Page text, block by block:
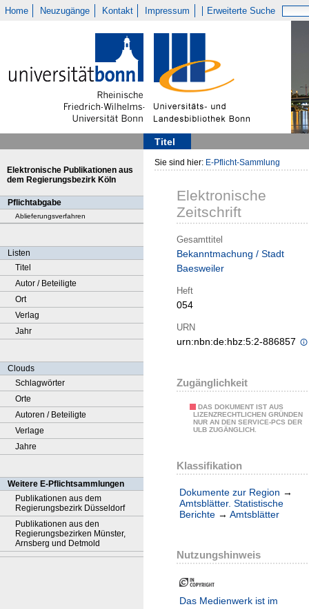
Home Neuzugänge Kontakt Impressum Erweiterte Suche
Titel
Elektronische Publikationen aus
dem Regierungsbezirk Köln
Pflichtabgabe
Ablieferungsverfahren
Listen
Titel
Autor / Beteiligte
Ort
Verlag
Jahr
Clouds
Schlagwörter
Orte
Autoren / Beteiligte
Verlage
Jahre
Weitere E-Pflichtsammlungen
Publikationen aus dem
Regierungsbezirk Düsseldorf
Publikationen aus den
Regierungsbezirken Münster,
Arnsberg und Detmold
Sie sind hier: E-Pflicht-Sammlung
Elektronische
Zeitschrift
Gesamttitel
Bekanntmachung / Stadt
Baesweiler
Heft
054
URN
urn:nbn:de:hbz:5:2-886857
Zugänglichkeit
DAS DOKUMENT IST AUS
LIZENZRECHTLICHEN GRÜNDEN
NUR AN DEN SERVICE-PCS DER
ULB ZUGÄNGLICH.
Klassifikation
Dokumente zur Region →
Amtsblätter. Statistische
Berichte → Amtsblätter
Nutzungshinweis
Das Medienwerk ist im